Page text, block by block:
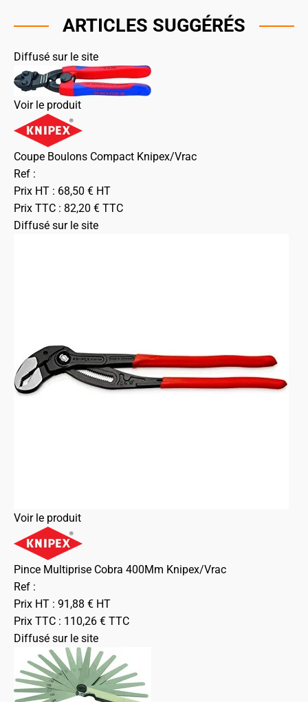
ARTICLES SUGGÉRÉS
Diffusé sur le site
Voir le produit
Coupe Boulons Compact Knipex/Vrac
Ref :
Prix HT : 68,50 € HT
Prix TTC : 82,20 € TTC
Diffusé sur le site
Voir le produit
Pince Multiprise Cobra 400Mm Knipex/Vrac
Ref :
Prix HT : 91,88 € HT
Prix TTC : 110,26 € TTC
Diffusé sur le site